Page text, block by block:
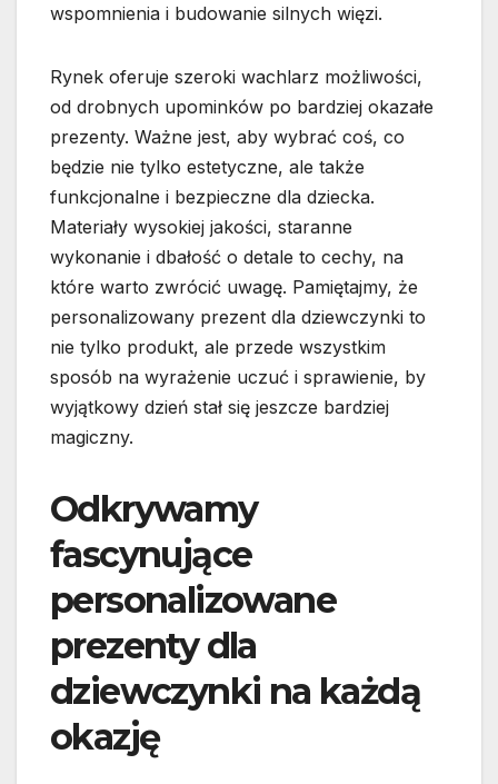
wspomnienia i budowanie silnych więzi.
Rynek oferuje szeroki wachlarz możliwości,
od drobnych upominków po bardziej okazałe
prezenty. Ważne jest, aby wybrać coś, co
będzie nie tylko estetyczne, ale także
funkcjonalne i bezpieczne dla dziecka.
Materiały wysokiej jakości, staranne
wykonanie i dbałość o detale to cechy, na
które warto zwrócić uwagę. Pamiętajmy, że
personalizowany prezent dla dziewczynki to
nie tylko produkt, ale przede wszystkim
sposób na wyrażenie uczuć i sprawienie, by
wyjątkowy dzień stał się jeszcze bardziej
magiczny.
Odkrywamy
fascynujące
personalizowane
prezenty dla
dziewczynki na każdą
okazję